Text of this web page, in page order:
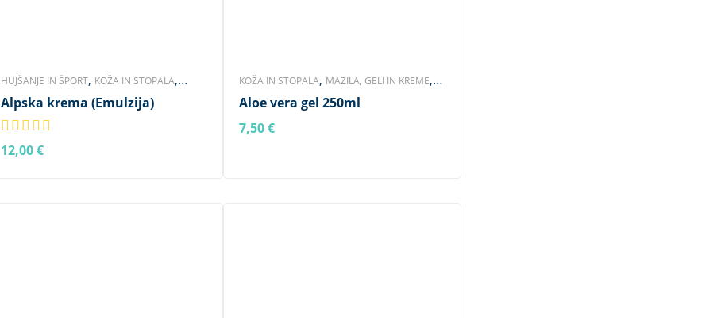
HUJŠANJE IN ŠPORT, KOŽA IN STOPALA,
MAZILA, GELI IN KREME,NEGA TELESA
SKLEPI, OKOSTJE, MIŠICE
Alpska krema (Emulzija)
12,00€
V KOŠARICO
KOŽA IN STOPALA, MAZILA, GELI IN KREME,
NEGA TELESA ,ZNAMKA VOM PULLACH HOF
Aloe vera gel 250ml
7,50€
V KOŠARICO